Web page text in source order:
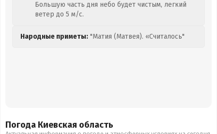
Большую часть дня небо будет чистым, легкий
ветер до 5 м/с.
Народные приметы: "Матия (Матвея). «Считалось"
Погода Киевская область